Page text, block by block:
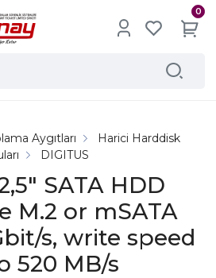
0
SATA HDD
M.2 or mSATA
s, write speed
520 MB/s
Aygıtları
Harici Harddisk
DIGITUS